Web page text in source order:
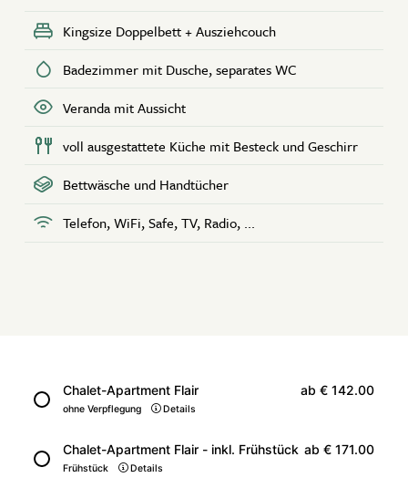
Kingsize Doppelbett + Ausziehcouch
Badezimmer mit Dusche, separates WC
Veranda mit Aussicht
voll ausgestattete Küche mit Besteck und Geschirr
Bettwäsche und Handtücher
Telefon, WiFi, Safe, TV, Radio, ...
Chalet-Apartment Flair
ohne Verpflegung Details
ab € 142.00
Chalet-Apartment Flair - inkl. Frühstück
Frühstück Details
ab € 171.00